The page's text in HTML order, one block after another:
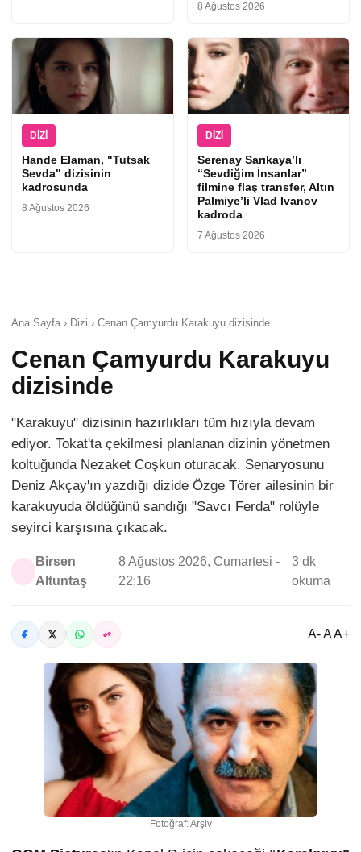
8 Ağustos 2026
DIZI
Hande Elaman, "Tutsak
Sevda" dizisinin
kadrosunda
8 Ağustos 2026
DIZI
Serenay Sarıkaya’lı
“Sevdiğim İnsanlar”
filmine flaş transfer, Altın
Palmiye’li Vlad Ivanov
kadroda
7 Ağustos 2026
Ana Sayfa › Dizi › Cenan Çamyurdu Karakuyu dizisinde
Cenan Çamyurdu Karakuyu
dizisinde
"Karakuyu" dizisinin hazırlıkları tüm hızıyla devam
ediyor. Tokat'ta çekilmesi planlanan dizinin yönetmen
koltuğunda Nezaket Coşkun oturacak. Senaryosunu
Deniz Akçay'ın yazdığı dizide Özge Törer ailesinin bir
karakuyuda öldüğünü sandığı "Savcı Ferda" rolüyle
seyirci karşısına çıkacak.
Birsen
Altuntaş
8 Ağustos 2026, Cumartesi -
22:16
3 dk
okuma
A- A A+
Fotoğraf: Arşiv